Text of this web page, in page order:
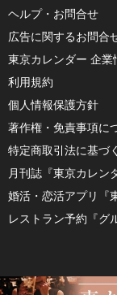
ヘルプ・お問合せ
広告に関するお問合
東京カレンダー 企業
利用規約
個人情報保護方針
著作権・免責事項に
特定商取引法に基づ
月刊誌『東京カレン
婚活・恋活アプリ『
レストラン予約『グ